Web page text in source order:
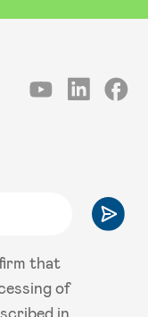
that
of
in